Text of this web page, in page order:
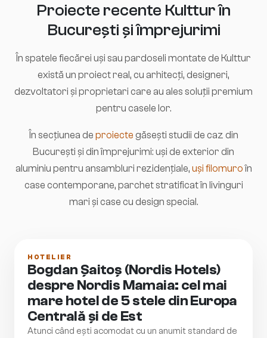
Proiecte recente Kulttur în
București și împrejurimi
În spatele fiecărei uși sau pardoseli montate de Kulttur
există un proiect real, cu arhitecți, designeri,
dezvoltatori și proprietari care au ales soluții premium
pentru casele lor.
În secțiunea de proiecte găsești studii de caz din
București și din împrejurimi: uși de exterior din
aluminiu pentru ansambluri rezidențiale, uși filomuroîn
case contemporane, parchet stratificat în livinguri
mari și case cu design special.
HOTELIER
Bogdan Șaitoș (Nordis Hotels)
despre Nordis Mamaia: cel mai
mare hotel de 5 stele din Europa
Centrală și de Est
Atunci când ești acomodat cu un anumit standard de